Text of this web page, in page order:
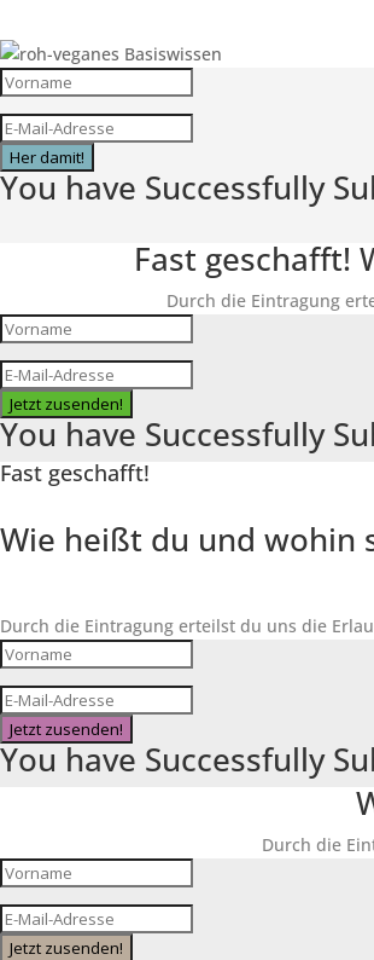
Her damit!
You have Successfully
Fast geschafft!
Durch die Eintragung
Jetzt zusenden!
You have Successfully
Fast geschafft!
Wie heißt du und wohin
Durch die Eintragung erteilst du uns die
Jetzt zusenden!
You have Successfully
Durch die
Jetzt zusenden!